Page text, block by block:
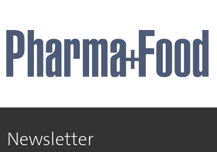
Newsletter